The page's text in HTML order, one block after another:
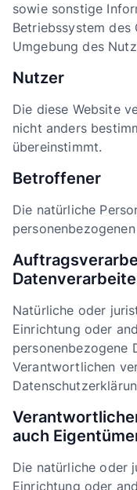
sowie sonstige
Betriebssystem
Umgebung des
Nutzer
Die diese Website
nicht anders
übereinstimmt.
Betroffener
Die natürliche
Natürliche oder
Einrichtung oder
personenbezogene
Verantwortlichen
auch
Die natürliche oder
Einrichtung oder